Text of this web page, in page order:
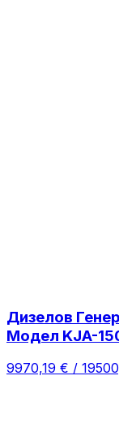
Дизелов
Модел KJA-
9970,19 € /